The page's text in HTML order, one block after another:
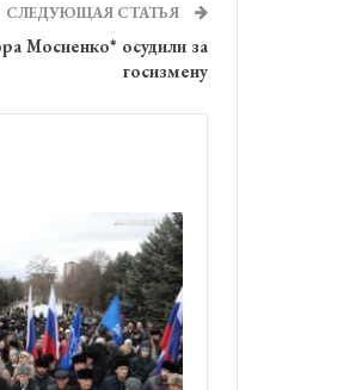
СЛЕДУЮЩАЯ СТАТЬЯ
Мосиенко* осудили за
госизмену